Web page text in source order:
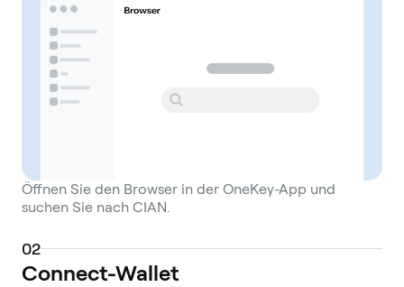
Öffnen Sie den Browser in der OneKey-App und
suchen Sie nach CIAN.
02
Connect-Wallet